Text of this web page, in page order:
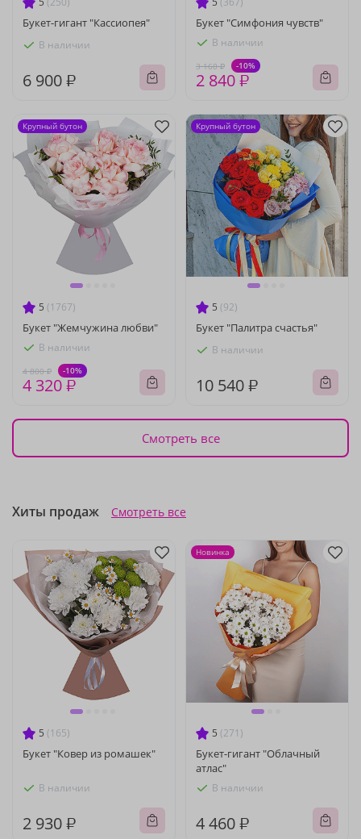
Букет-гигант "Кассиопея"
В наличии
6 900 ₽
Букет "Симфония чувств"
В наличии
3 160 ₽ -10%
2 840 ₽
5 (1767)
Букет "Жемчужина любви"
В наличии
4 800 ₽ -10%
4 320 ₽
Крупный бутон
5 (92)
Букет "Палитра счастья"
В наличии
10 540 ₽
Крупный бутон
Смотреть все
Хиты продаж Смотреть все
5 (165)
Букет "Ковер из ромашек"
В наличии
2 930 ₽
5 (271)
Букет-гигант "Облачный
атлас"
В наличии
4 460 ₽
Новинка